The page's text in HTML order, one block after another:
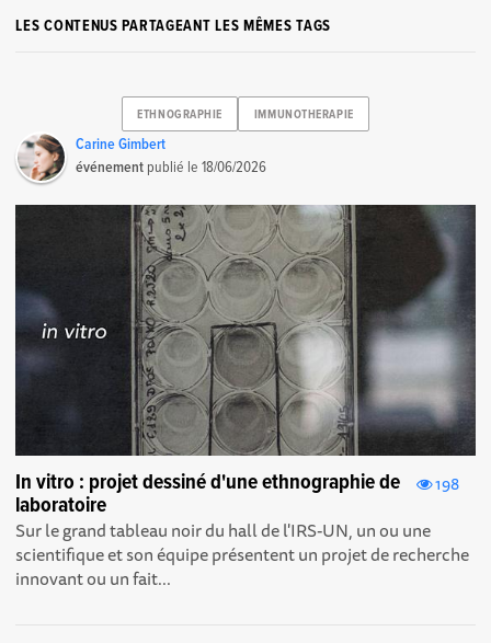
LES CONTENUS PARTAGEANT LES MÊMES TAGS
ETHNOGRAPHIE IMMUNOTHERAPIE
Carine Gimbert
événement publié le18/06/2026
198
In vitro : projet dessiné d'une ethnographie de
laboratoire
Sur le grand tableau noir du hall de l'IRS-UN , un ou une
scientifique et son équipe présentent un projet de recherche
innovant ou un fait...